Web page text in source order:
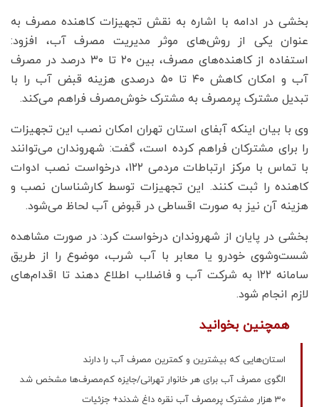
بخشی در ادامه با اشاره به نقش تجهیزات کاهنده مصرف به
عنوان یکی از روش‌های موثر مدیریت مصرف آب، افزود:
استفاده از کاهنده‌های مصرف، بین ۲۰ تا ۳۰ درصد در مصرف
آب و امکان کاهش ۴۰ تا ۵۰ درصدی هزینه قبض آب را با
تبدیل مشترک پرمصرف به مشترک خوش‌مصرف فراهم می‌کند.
وی با بیان اینکه آبفای استان تهران امکان نصب این تجهیزات
را برای مشترکان فراهم کرده است، گفت: شهروندان می‌توانند
با تماس با مرکز ارتباطات مردمی ۱۲۲، درخواست نصب ادوات
کاهنده را ثبت کنند. این تجهیزات توسط کارشناسان نصب و
هزینه آن نیز به صورت اقساطی در قبوض آب لحاظ می‌شود.
بخشی در پایان از شهروندان درخواست کرد: در صورت مشاهده
شست‌وشوی خودرو یا معابر با آب شرب، موضوع را از طریق
سامانه ۱۲۲ به شرکت آب و فاضلاب اطلاع دهند تا اقدام‌های
لازم انجام شود.
همچنین بخوانید
استان‌هایی که بیشترین و کمترین مصرف آب را دارند
الگوی مصرف آب برای هر خانوار تهرانی/جایزه کم‌مصرف‌ها مشخص شد
30 هزار مشترک پرمصرف آب نقره داغ شدند+ جزئیات